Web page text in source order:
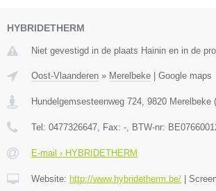
HYBRIDETHERM
Niet gevestigd in de plaats Hainin en in de
Oost-Vlaanderen » Merelbeke Google maps
Hundelgemsesteenweg 724, 9820 Merelbeke (
Tel: 0477326647, Fax: -, BTW-nr:
E-mail › HYBRIDETHERM
Website: http://www.hybridetherm.be/